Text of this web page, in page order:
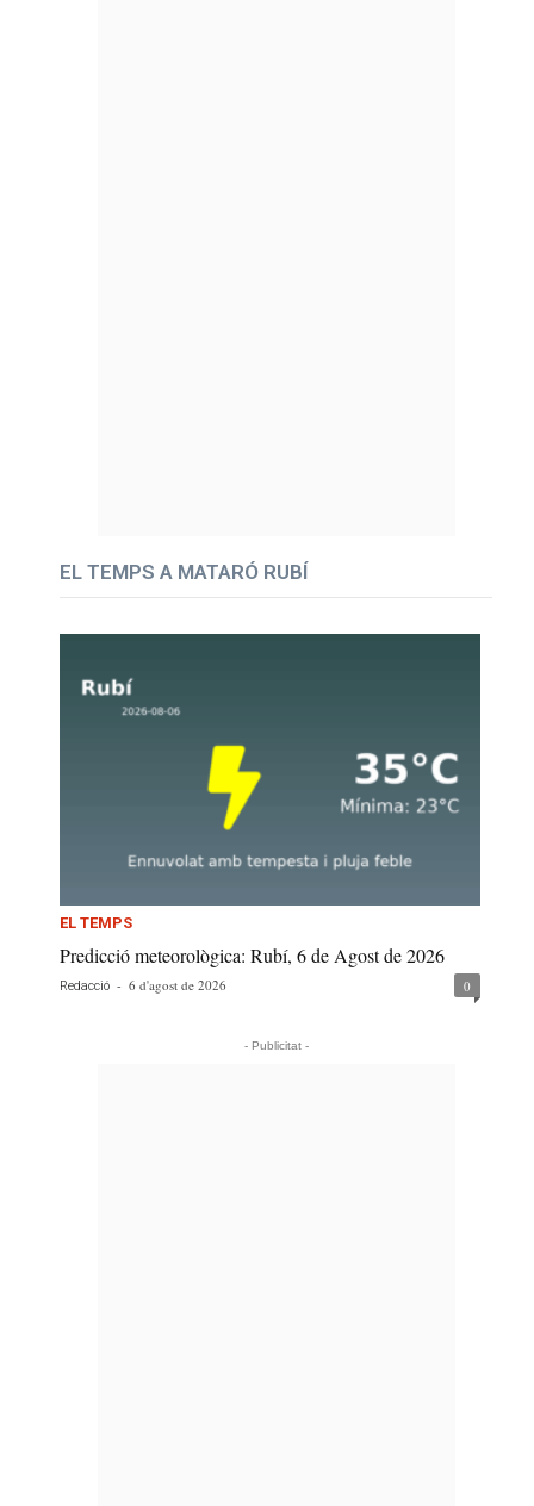
EL TEMPS A MATARÓ RUBÍ
EL TEMPS
Predicció meteorològica: Rubí, 6 de Agost de 2026
Redacció - 6 d'agost de 2026 0
- Publicitat -